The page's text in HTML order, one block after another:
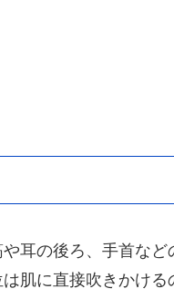
耳の後ろ、手首など
肌に直接吹きかける